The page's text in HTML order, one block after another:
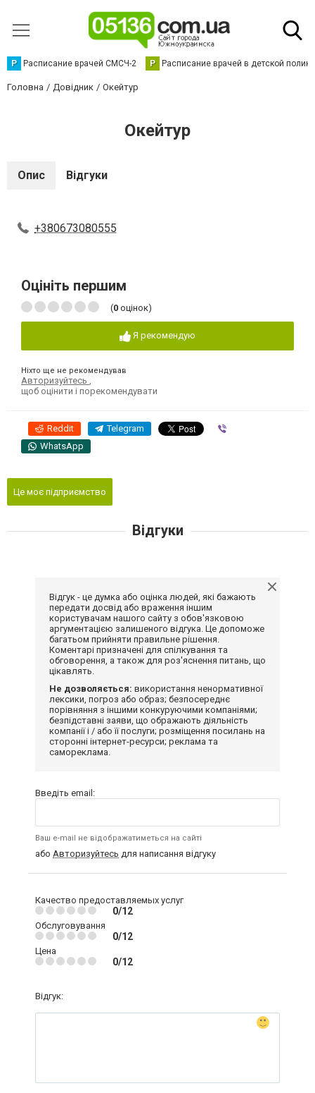
Р Расписание врачей СМСЧ-2 Р Расписание врачей в детской
Головна Довідник Окейтур
Окейтур
Опис Відгуки
+380673080555
Оцініть першим
(0 оцінок)
Я рекомендую
Ніхто ще не рекомендував
Авторизуйтесь
щоб оцінити і порекомендувати
Reddit Telegram
WhatsApp
Це моє підприємство
Відгуки
Відгук - це думка або оцінка людей, які бажають
передати досвід або враження іншим
користувачам нашого сайту з обов'язковою
аргументацією залишеного відгука. Це допоможе
багатьом прийняти правильне рішення.
Коментарі призначені для спілкування та
обговорення, а також для роз'яснення питань, що
цікавлять.
Не дозволяється: використання ненормативної
лексики, погроз або образ; безпосереднє
порівняння з іншими конкуруючими компаніями;
безпідставні заяви, що ображають діяльність
компанії і / або її послуги; розміщення посилань на
сторонні інтернет-ресурси; реклама та
самореклама.
Введіть email:
Ваш e-mail не відображатиметься на сайті
або Авторизуйтесь для написання відгуку
Качество предоставляемых услуг
0/12
Обслуговування
0/12
Цена
0/12
Відгук: